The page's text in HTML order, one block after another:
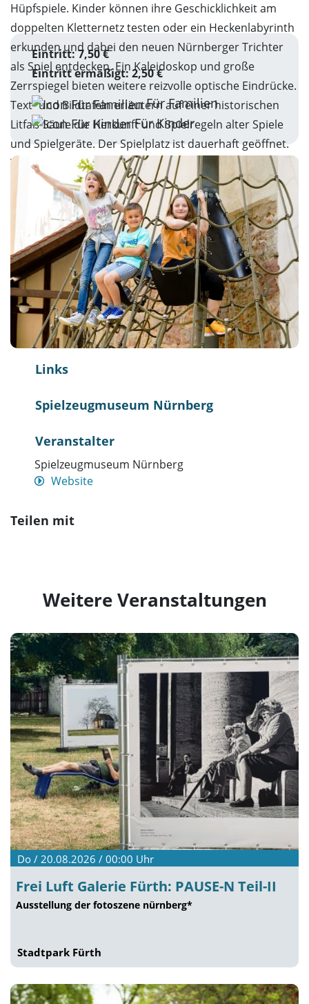
Hüpfspiele. Kinder können ihre Geschicklichkeit am
doppelten Kletternetz testen oder ein Heckenlabyrinth
erkunden und dabei den neuen Nürnberger Trichter
als Spiel entdecken. Ein Kaleidoskop und große
Zerrspiegel bieten weitere reizvolle optische Eindrücke.
Text- und Bildtafeln erläutern auf einer historischen
Litfaß-Säule die Herkunft und Spielregeln alter Spiele
und Spielgeräte. Der Spielplatz ist dauerhaft geöffnet.
Temporär kann es jedoch zu wetterbedingten
Schließungen kommen.
Eintritt: 7,50 €
Eintritt ermäßigt: 2,50 €
Für Familien
Für Kinder
Links
Spielzeugmuseum Nürnberg
Veranstalter
Spielzeugmuseum Nürnberg
Website
Teilen mit
Weitere Veranstaltungen
Do / 20.08.2026 / 00:00 Uhr
Frei Luft Galerie Fürth: PAUSE-N Teil-II
Ausstellung der fotoszene nürnberg*
Stadtpark Fürth